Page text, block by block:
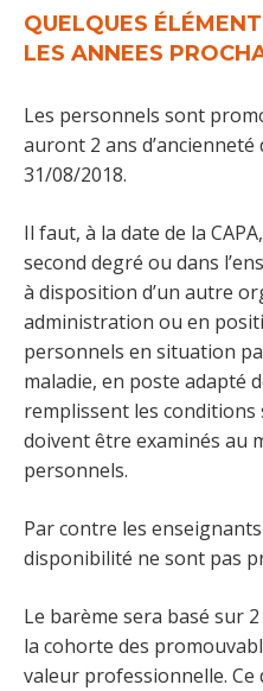
QUELQUES
LES ANNEES
Les personnels sont
auront 2 ans
31/08/2018.
Il faut, à la date de la
second degré ou dans
à disposition d’un autre
administration ou en
personnels en situation
maladie, en poste adapté
remplissent les
doivent être examinés au
personnels.
Par contre les
disponibilité ne sont pas
Le barème sera basé sur
la cohorte des
valeur professionnelle.